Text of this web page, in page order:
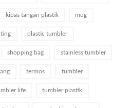
kipas tangan plastik mug
plastic tumbler
shopping bag stainless tumbler
termos tumbler
life tumbler plastik